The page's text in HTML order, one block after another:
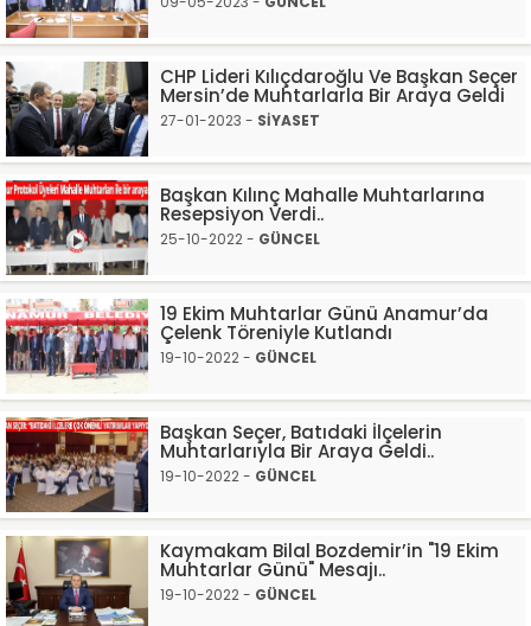
CHP Lideri Kılıçdaroğlu Ve Başkan Seçer
Mersin’de Muhtarlarla Bir Araya Geldi
27-01-2023 - SİYASET
Başkan Kılınç Mahalle Muhtarlarına
Resepsiyon Verdi..
25-10-2022 - GÜNCEL
19 Ekim Muhtarlar Günü Anamur’da
Çelenk Töreniyle Kutlandı
19-10-2022 - GÜNCEL
Başkan Seçer, Batıdaki İlçelerin
Muhtarlarıyla Bir Araya Geldi..
19-10-2022 - GÜNCEL
Kaymakam Bilal Bozdemir’in "19 Ekim
Muhtarlar Günü" Mesajı..
19-10-2022 - GÜNCEL